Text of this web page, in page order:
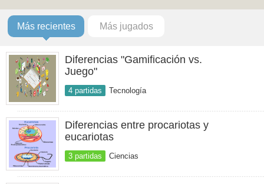
Más recientes Más jugados
Diferencias "Gamificación vs.
Juego"
4 partidas Tecnología
Diferencias entre procariotas y
eucariotas
3 partidas Ciencias